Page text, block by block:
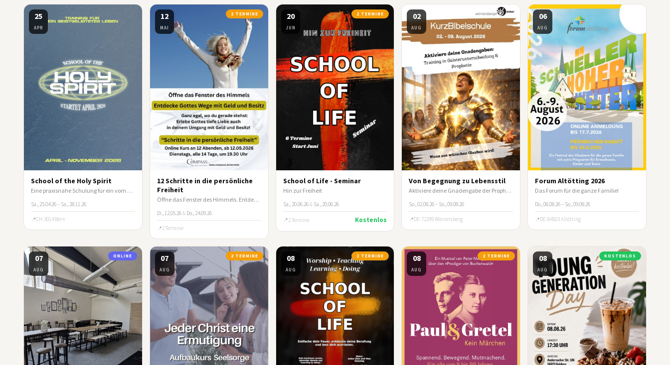
25
APR
School of the Holy Spirit
Eine praxisnahe Schulung für ein vom Heiligen Geist geleitetes Leben
Sa., 25.04.26 – Sa., 28.11.26
CH-3014 Bern
12
MAI
2 TERMINE
12 Schritte in die persönliche
Freiheit
Öffne das Fenster des Himmels. Entdecke Gottes Wege mit Geld und Besitz!
Di., 12.05.26&Do., 24.09.26
2 Termine
20
JUN
2 TERMINE
School of Life - Seminar
Hin zur Freiheit
Sa., 20.06.26&Sa., 20.06.26
2 Termine Kostenlos
02
AUG
Von Begegnung zu Lebensstil
Aktiviere deine Gnadengabe der Prophetie und der Geisterunterscheidung
So., 02.08.26 – So., 09.08.26
DE-72299 Wörnersberg
06
AUG
Forum Altötting 2026
Das Forum für die ganze Familie!
Do., 06.08.26 – So., 09.08.26
DE-84503 Altötting
07
AUG
ONLINE 07
AUG
2 TERMINE 08
AUG
2 TERMINE 08
AUG
2 TERMINE 08
AUG
KOSTENLOS